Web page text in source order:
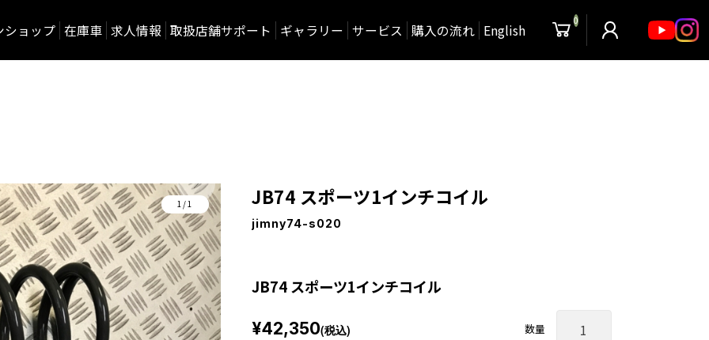
ショップ 在庫車 求人情報 取扱店舗サポート ギャラリー サービス 購入の流れ English
0
1/1 JB74 スポーツ1インチコイル
jimny74-s020
JB74 スポーツ1インチコイル
¥42,350(税込) 数量